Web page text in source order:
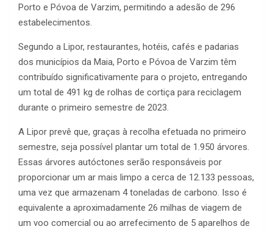
Porto e Póvoa de Varzim, permitindo a adesão de 296
estabelecimentos.
Segundo a Lipor, restaurantes, hotéis, cafés e padarias
dos municípios da Maia, Porto e Póvoa de Varzim têm
contribuído significativamente para o projeto, entregando
um total de 491 kg de rolhas de cortiça para reciclagem
durante o primeiro semestre de 2023.
A Lipor prevê que, graças à recolha efetuada no primeiro
semestre, seja possível plantar um total de 1.950 árvores.
Essas árvores autóctones serão responsáveis por
proporcionar um ar mais limpo a cerca de 12.133 pessoas,
uma vez que armazenam 4 toneladas de carbono. Isso é
equivalente a aproximadamente 26 milhas de viagem de
um voo comercial ou ao arrefecimento de 5 aparelhos de